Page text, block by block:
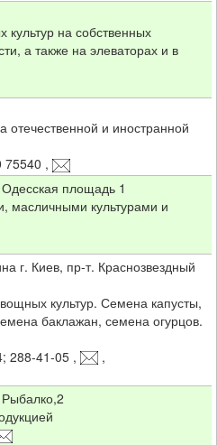
культур на собственных
а также на элеваторах и в
и иностранной
75540 ,
площадь 1
масличными культурами и
г. Киев, пр-т. Краснозвездный
культур. Семена капусты,
баклажан, семена огурцов.
288-41-05,
,